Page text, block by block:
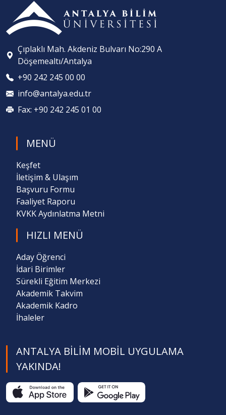
Çıplaklı Mah. Akdeniz Bulvarı No:290 A
Döşemealtı/Antalya
+90 242 245 00 00
info@antalya.edu.tr
Fax: +90 242 245 01 00
MENÜ
Keşfet
İletişim & Ulaşım
Başvuru Formu
Faaliyet Raporu
KVKK Aydınlatma Metni
HIZLI MENÜ
Aday Öğrenci
İdari Birimler
Sürekli Eğitim Merkezi
Akademik Takvim
Akademik Kadro
İhaleler
ANTALYA BILIM MOBIL UYGULAMA
YAKINDA!